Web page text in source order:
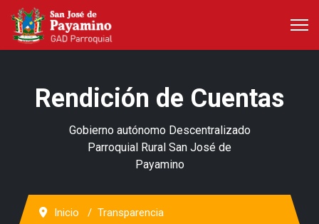
Rendición de Cuentas
Gobierno autónomo Descentralizado
Parroquial Rural San José de
Payamino
Inicio
Transparencia